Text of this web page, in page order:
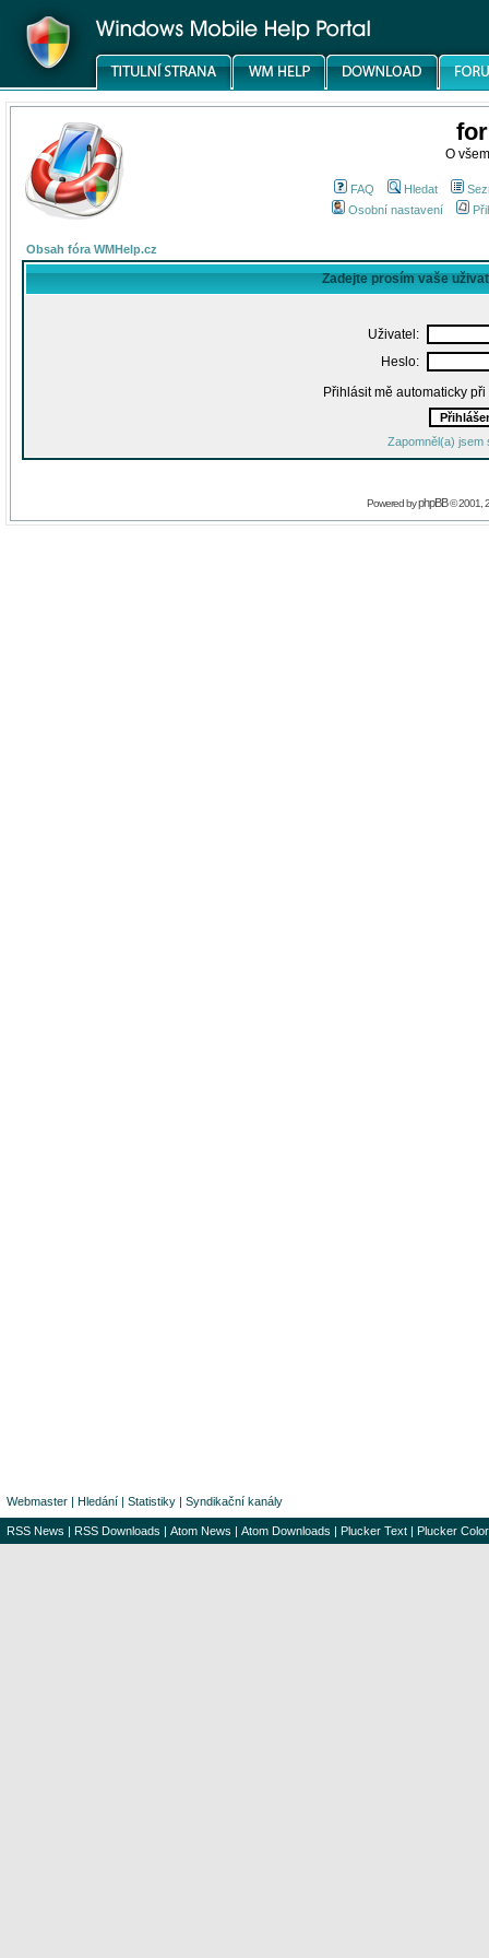
O
FAQ Hledat
Osobní nastavení
Obsah fóra WMHelp.cz
Zadejte prosím vaše
Uživatel:
Heslo:
Přihlásit mě automaticky
Zapomněl(a) jsem
Powered byphpBB© 2001,
Webmaster | Hledání | Statistiky | Syndikační kanály
RSS News | RSS Downloads | Atom News | Atom Downloads | Plucker Text | Plucker Color